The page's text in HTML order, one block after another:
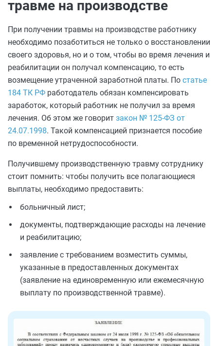
травме на производстве
При получении травмы на производстве работнику
необходимо позаботиться не только о восстановлении
своего здоровья, но и о том, чтобы во время лечения и
реабилитации он получал компенсацию, то есть
возмещение утраченной заработной платы. По статье
184 ТК РФ работодатель обязан компенсировать
заработок, который работник не получил за время
лечения. Об этом же говорит закон № 125-ФЗ от
24.07.1998. Такой компенсацией признается пособие
по временной нетрудоспособности.
Получившему производственную травму сотруднику
стоит помнить: чтобы получить все полагающиеся
выплаты, необходимо предоставить:
больничный лист;
документы, подтверждающие расходы на лечение
и реабилитацию;
заявление с требованием возместить суммы,
указанные в предоставленных документах
(заявление на единовременную или ежемесячную
выплату по производственной травме).